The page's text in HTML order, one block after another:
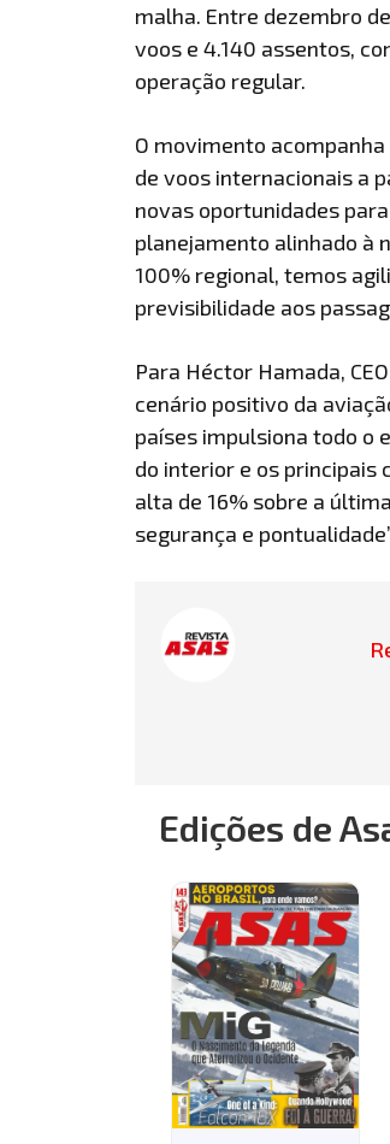
malha. Entre dezembro
voos e 4.140 assentos,
operação regular.
O movimento
de voos internacionais a
novas oportunidades
planejamento alinhado à
100% regional, temos
previsibilidade aos
Para Héctor Hamada,
cenário positivo da
países impulsiona todo o
do interior e os principais
alta de 16% sobre a
segurança e
Edições de